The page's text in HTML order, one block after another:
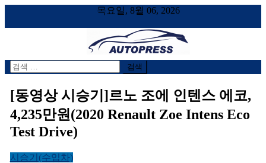
목요일, 8월 06, 2026
AUTOPRESS
오토프레스, 자동차시승기, 자동차, 시승기, 한상기
검
색
어:
[동영상 시승기]르노 조에 인텐스 에코,
4,235만원(2020 Renault Zoe Intens Eco
Test Drive)
시승기(수입차)